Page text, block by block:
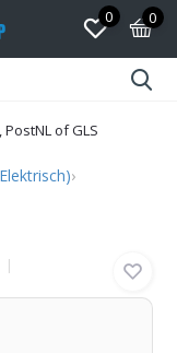
0 0
of GLS
›